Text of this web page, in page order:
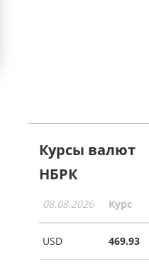
Курсы валют
НБРК
08.08.2026 Курс
USD 469.93